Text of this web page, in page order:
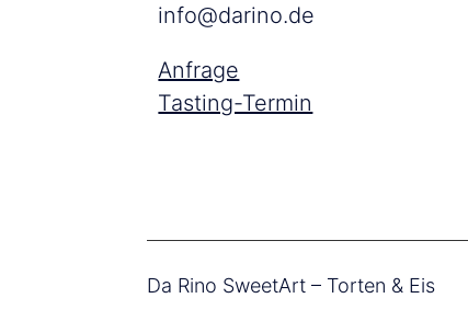
info@darino.de
Anfrage
Tasting-Termin
Da Rino SweetArt – Torten & Eis